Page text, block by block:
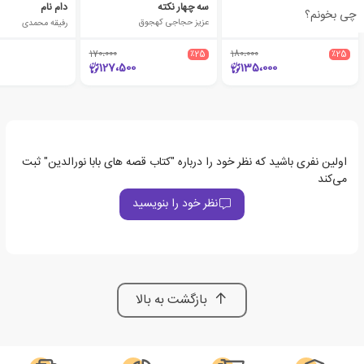
چی بخونم؟
قصه های قطعه قطعه
عزیز حجاجی کهجوق
٪25 180،000
135،000
سه چهار نکته
عزیز حجاجی کهجوق
٪25 170،000
127،500
دام نام
رفیقه محمدی
اولین نفری باشید که نظر خود را درباره "کتاب قصه های بابا نورالدین" ثبت
می‌کند
نظر خود را بنویسید
بازگشت به بالا